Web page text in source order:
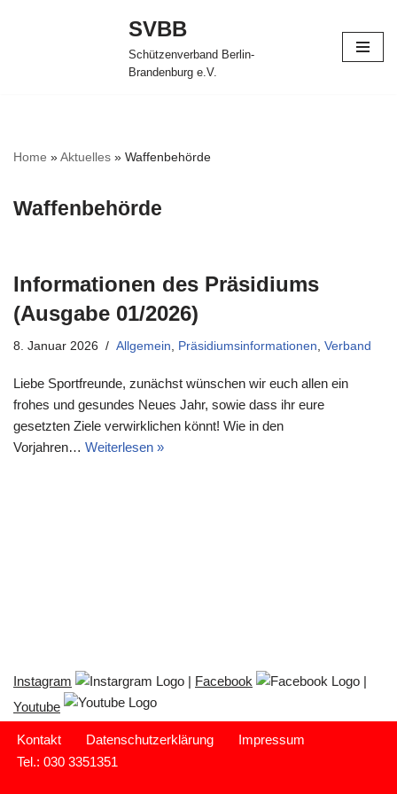
SVBB
Schützenverband Berlin-
Brandenburg e.V.
Home »Aktuelles » Waffenbehörde
Waffenbehörde
Informationen des Präsidiums
(Ausgabe 01/2026)
8. Januar 2026 Allgemein, Präsidiumsinformationen, Verband
Liebe Sportfreunde, zunächst wünschen wir euch allen ein
frohes und gesundes Neues Jahr, sowie dass ihr eure
gesetzten Ziele verwirklichen könnt! Wie in den
Vorjahren… Weiterlesen »
Instagram | Facebook
|
Youtube
Kontakt Datenschutzerklärung
Impressum
Tel.: 030 3351351